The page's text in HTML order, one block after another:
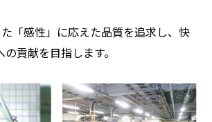
「感性」に応えた品質を追求し、快
貢献を目指します。